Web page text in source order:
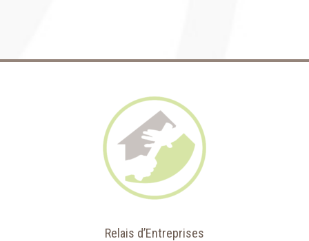
Relais d’Entreprises